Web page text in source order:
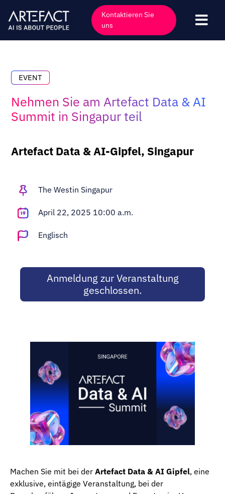
Inhalt
springen
Kontaktieren Sie
uns
Angebote
Einblicke
Unternehmen
Karriere
Kontakt
Adopt AI
EVENT
Nehmen Sie am Artefact Data & AI
Summit in Singapur teil
Artefact Data & AI-Gipfel, Singapur
The Westin Singapur
April 22, 2025 10:00 a.m.
Englisch
Machen Sie mit bei der Artefact Data & AI Gipfel, eine
exklusive, eintägige Veranstaltung, bei der
Anmeldung zur Veranstaltung
geschlossen.